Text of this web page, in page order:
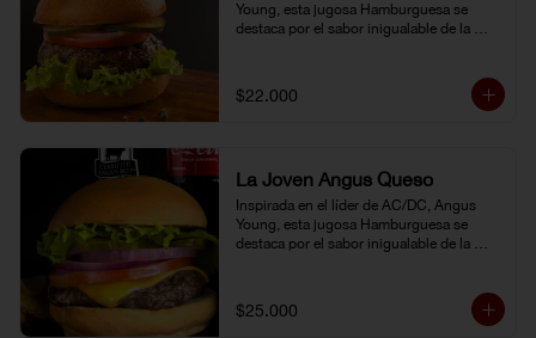
Young, esta jugosa Hamburguesa se
destaca por el sabor inigualable de la
$22.000
La Joven Angus Queso
Inspirada en el líder de AC/DC, Angus
Young, esta jugosa Hamburguesa se
destaca por el sabor inigualable de la
$25.000